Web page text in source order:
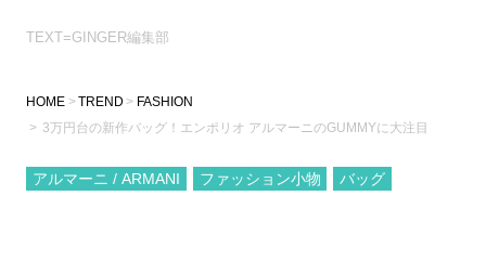
TEXT=GINGER編集部
HOME TREND
FASHION
3万円台の新作バッグ！エンポリオ アルマーニのGUMMYに大注目
アルマーニ / ARMANI ファッション小物 バッグ